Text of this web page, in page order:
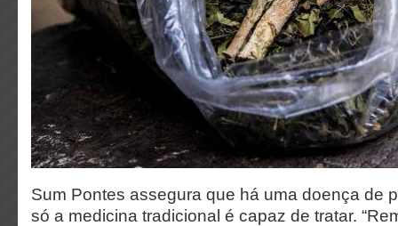
Sum Pontes assegura que há uma doença de
só a medicina tradicional é capaz de tratar.